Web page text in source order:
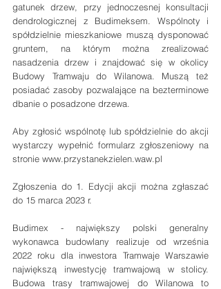
gatunek drzew, przy jednoczesnej konsultacji
dendrologicznej z Budimeksem. Wspólnoty i
spółdzielnie mieszkaniowe muszą dysponować
gruntem, na którym można zrealizować
nasadzenia drzew i znajdować się w okolicy
Budowy Tramwaju do Wilanowa. Muszą też
posiadać zasoby pozwalające na bezterminowe
dbanie o posadzone drzewa.
Aby zgłosić wspólnotę lub spółdzielnie do akcji
wystarczy wypełnić formularz zgłoszeniowy na
stronie www.przystanekzielen.waw.pl
Zgłoszenia do 1. Edycji akcji można zgłaszać
do 15 marca 2023 r.
Budimex - największy polski generalny
wykonawca budowlany realizuje od września
2022 roku dla inwestora Tramwaje Warszawie
największą inwestycję tramwajową w stolicy.
Budowa trasy tramwajowej do Wilanowa to